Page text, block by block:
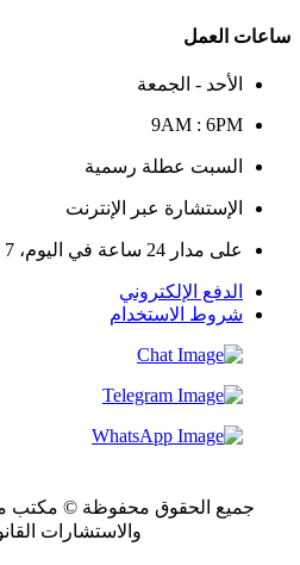
ساعات العمل
الأحد - الجمعة
9AM : 6PM
السبت عطلة رسمية
الإستشارة عبر الإنترنت
على مدار 24 ساعة في اليوم، 7 أيام في الأسبوع
الدفع الإلكتروني
شروط الاستخدام
جميع الحقوق محفوظة © مكتب
والاستشارات